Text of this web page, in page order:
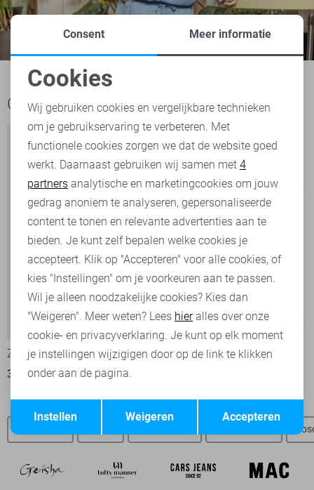
Ook het bekijken waard
-50%
Zoso T-shirt
35,00 69,95
Zoso T-shirt
Noodzakelijke cookies
Personalisatie cookies
Analytische cookies
Marketing cookies
Terug Opslaan
Consent Meer informatie
Cookies
Wij gebruiken cookies en vergelijkbare technieken
om je gebruikservaring te verbeteren. Met
functionele cookies zorgen we dat de website goed
werkt. Daarnaast gebruiken wij samen met 4
partners analytische en marketingcookies om jouw
gedrag anoniem te analyseren, gepersonaliseerde
content te tonen en relevante advertenties aan te
bieden. Je kunt zelf bepalen welke cookies je
accepteert. Klik op "Accepteren" voor alle cookies, of
kies "Instellingen" om je voorkeuren aan te passen.
Wil je alleen noodzakelijke cookies? Kies dan
"Weigeren". Meer weten? Lees hieralles over onze
cookie- en privacyverklaring. Je kunt op elk moment
je instellingen wijzigigen door op de link te klikken
onder aan de pagina.
Accepteren
Weigeren
Instellen